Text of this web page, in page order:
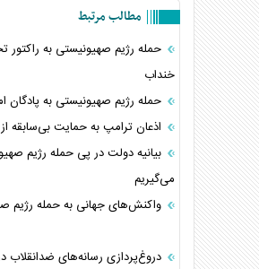
مطالب مرتبط
حمله رژیم صهیونیستی به
خنداب
حمله رژیم صهیونیستی به پادگان
اذعان ترامپ به حمایت بی‌سابقه
بیانیه دولت در پی حمله رژیم
می‌گیریم
واکنش‌‌های جهانی به حمله رژیم
دروغ‌پردازی رسانه‌های